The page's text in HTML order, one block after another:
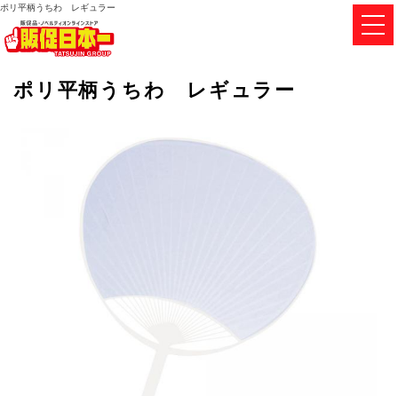
ポリ平柄うちわ レギュラー
ポリ平柄うちわ レギュラー